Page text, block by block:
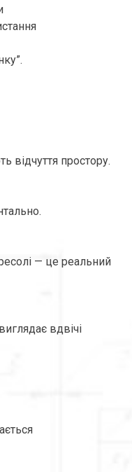
відчуття простору.
— це реальний
вдвічі